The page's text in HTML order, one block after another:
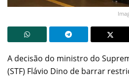
A decisão do ministro do
(STF) Flávio Dino de barrar